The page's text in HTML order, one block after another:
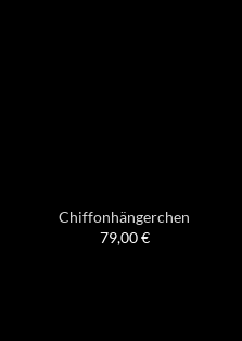
Chiffonhängerchen
79,00€